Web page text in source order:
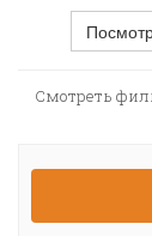
Смотреть